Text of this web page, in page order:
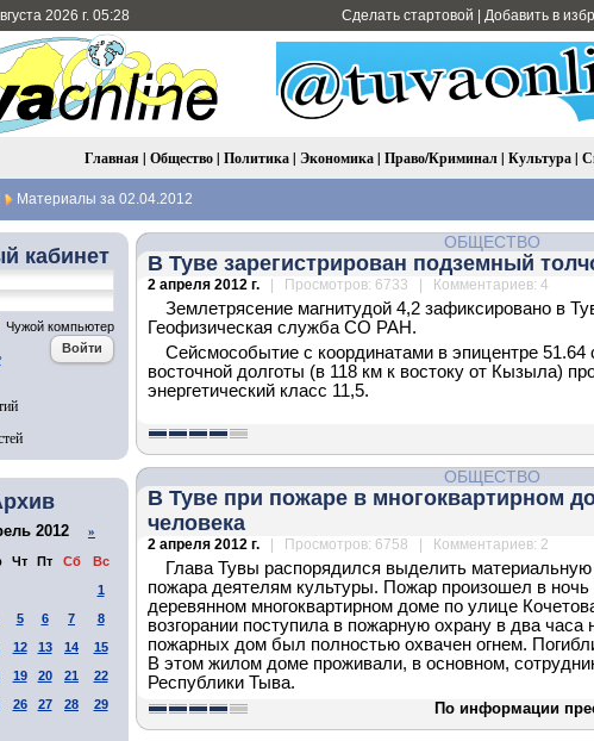
2026 г. 05:28 Сделать стартовой Добавить в
Главная | Общество| Политика| Экономика| Право/Криминал| Культура|
Материалы за 02.04.2012
кабинет
Чужой компьютер
2012 »
Чт Пт Сб
Вс
1
5 6 7
8
12 13 14
15
19 20 21
22
26 27 28
29
ОБЩЕСТВО
В Туве зарегистрирован подземный
2 апреля 2012 г. | Просмотров: 6733 | Комментариев: 4
Землетрясение магнитудой 4,2 зафиксировано в
Геофизическая служба СО РАН.
Сейсмособытие с координатами в эпицентре
восточной долготы (в 118 км к востоку от Кызыла)
энергетический класс 11,5.
ОБЩЕСТВО
В Туве при пожаре в многоквартирном
человека
2 апреля 2012 г. | Просмотров: 6758 | Комментариев: 2
Глава Тувы распорядился выделить
пожара деятелям культуры. Пожар произошел в ночь
деревянном многоквартирном доме по улице
возгорании поступила в пожарную охрану в два часа
пожарных дом был полностью охвачен огнем.
В этом жилом доме проживали, в основном,
Республики Тыва.
По информации